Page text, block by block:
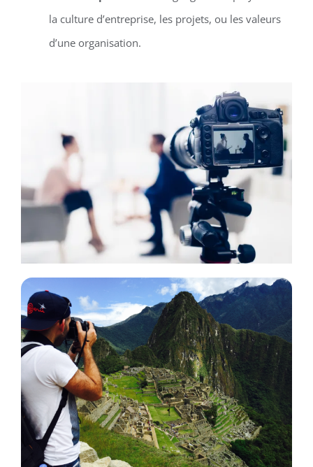
la culture d’entreprise, les projets, ou les valeurs
d’une organisation.